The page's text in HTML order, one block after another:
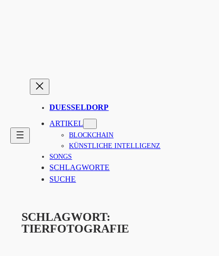
DUESSELDORP
ARTIKEL
BLOCKCHAIN
KÜNSTLICHE INTELLIGENZ
SONGS
SCHLAGWORTE
SUCHE
SCHLAGWORT:
TIERFOTOGRAFIE